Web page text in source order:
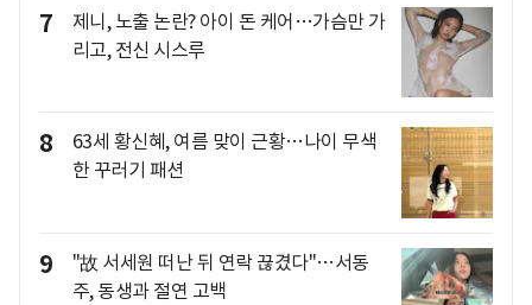
7
제니, 노출 논란? 아이 돈 케어…가슴만 가
리고, 전신 시스루
8
63세 황신혜, 여름 맞이 근황…나이 무색
한 꾸러기 패션
9
"故 서세원 떠난 뒤 연락 끊겼다"…서동
주, 동생과 절연 고백